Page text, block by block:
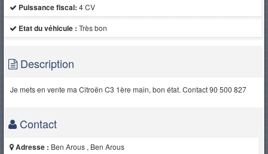
Puissance fiscal: 4 CV
Etat du véhicule : Très bon
Description
Je mets en vente ma Citroën C3 1ère main, bon état. Contact 90 500 827
Contact
Adresse : Ben Arous , Ben Arous